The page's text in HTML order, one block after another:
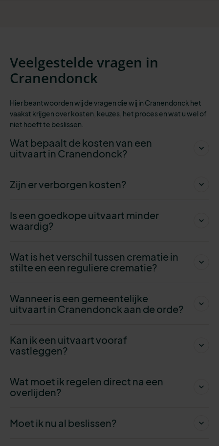
Veelgestelde vragen in
Cranendonck
Hier beantwoorden wij de vragen die wij in Cranendonck het
vaakst krijgen over kosten, keuzes, het proces en wat u wel of
niet hoeft te beslissen.
Wat bepaalt de kosten van een
uitvaart in Cranendonck?
Zijn er verborgen kosten?
Is een goedkope uitvaart minder
waardig?
Wat is het verschil tussen crematie in
stilte en een reguliere crematie?
Wanneer is een gemeentelijke
uitvaart in Cranendonck aan de orde?
Kan ik een uitvaart vooraf
vastleggen?
Wat moet ik regelen direct na een
overlijden?
Moet ik nu al beslissen?